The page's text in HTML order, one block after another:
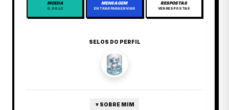
MOEDA
0,00 LC
MENSAGEM
ENTRAR PARA ENVIAR
RESPOSTAS
VER RESPOSTAS
SELOS DO PERFIL
▼ SOBRE MIM